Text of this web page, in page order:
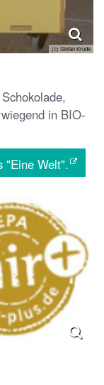
(c) Stefan Krude
in BIO-
"Eine Welt".